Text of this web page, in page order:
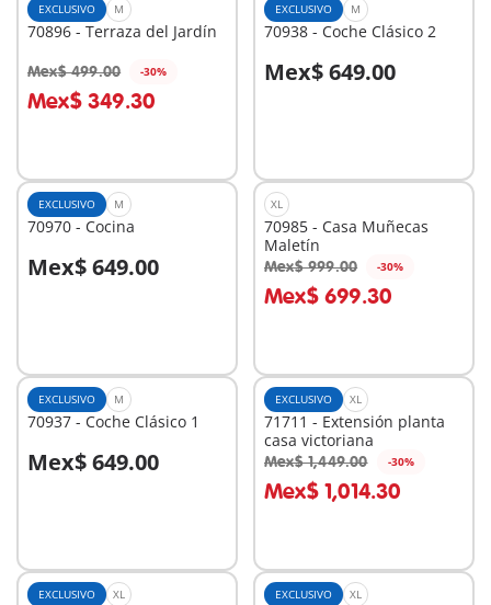
EXCLUSIVO M
70896 - Terraza del Jardín
Mex$ 499.00 -30%
Mex$ 349.30
A la cesta
EXCLUSIVO M
70938 - Coche Clásico 2
Mex$ 649.00
A la cesta
EXCLUSIVO M
70970 - Cocina
Mex$ 649.00
A la cesta
XL
70985 - Casa Muñecas
Maletín
Mex$ 999.00 -30%
Mex$ 699.30
A la cesta
EXCLUSIVO M
70937 - Coche Clásico 1
Mex$ 649.00
A la cesta
EXCLUSIVO XL
71711 - Extensión planta
casa victoriana
Mex$ 1,449.00 -30%
Mex$ 1,014.30
A la cesta
EXCLUSIVO XL EXCLUSIVO XL